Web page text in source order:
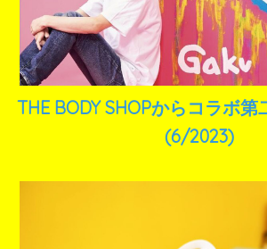
THE BODY SHOPからコラボ第
(6/2023)